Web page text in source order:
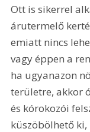
Ott is sikerrel
árutermelő
emiatt nincs
vagy éppen a
ha ugyanazon
területre, akkor
és kórokozói
küszöbölhető